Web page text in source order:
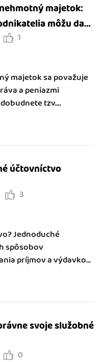
majetok:
môžu dať
a ako je to s
1
majetok sa považuje
a peniazmi
tzv....
účtovníctvo
3
Jednoduché
spôsobov
príjmov a výdavkov
svoje služobné
0